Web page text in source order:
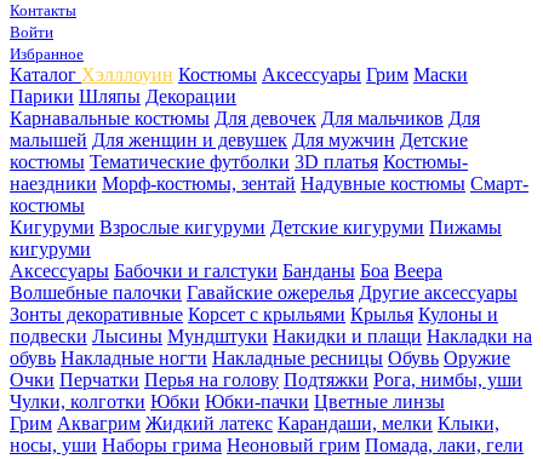
Контакты
Войти
Избранное
Каталог Хэлллоуин Костюмы Аксессуары Грим Маски
Парики Шляпы Декорации
Карнавальные костюмы Для девочек Для мальчиков Для
малышей Для женщин и девушек Для мужчин Детские
костюмы Тематические футболки 3D платья Костюмы-
наездники Морф-костюмы, зентай Надувные костюмы Смарт-
костюмы
Кигуруми Взрослые кигуруми Детские кигуруми Пижамы
кигуруми
Аксессуары Бабочки и галстуки Банданы Боа Веера
Волшебные палочки Гавайские ожерелья Другие аксессуары
Зонты декоративные Корсет с крыльями Крылья Кулоны и
подвески Лысины Мундштуки Накидки и плащи Накладки на
обувь Накладные ногти Накладные ресницы Обувь Оружие
Очки Перчатки Перья на голову Подтяжки Рога, нимбы, уши
Чулки, колготки Юбки Юбки-пачки Цветные линзы
Грим Аквагрим Жидкий латекс Карандаши, мелки Клыки,
носы, уши Наборы грима Неоновый грим Помада, лаки, гели